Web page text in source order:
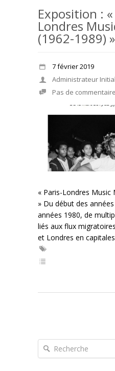
Exposition :
Londres
(1962-1989) »
7 février 2019
Administrateur
Pas de commentaire
« Paris-Londres Music
» Du début des
années 1980, de
liés aux flux
et Londres en